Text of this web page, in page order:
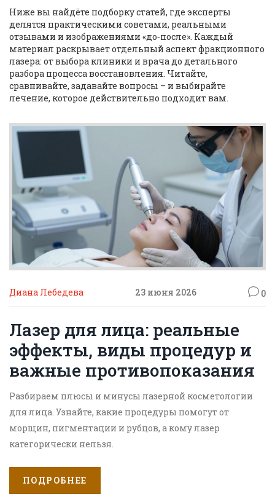
Ниже вы найдёте подборку статей, где эксперты
делятся практическими советами, реальными
отзывами и изображениями «до‑после». Каждый
материал раскрывает отдельный аспект фракционного
лазера: от выбора клиники и врача до детального
разбора процесса восстановления. Читайте,
сравнивайте, задавайте вопросы – и выбирайте
лечение, которое действительно подходит вам.
Диана Лебедева 23 июня 2026 0
Лазер для лица: реальные
эффекты, виды процедур и
важные противопоказания
Разбираем плюсы и минусы лазерной косметологии
для лица. Узнайте, какие процедуры помогут от
морщин, пигментации и рубцов, а кому лазер
категорически нельзя.
ПОДРОБНЕЕ